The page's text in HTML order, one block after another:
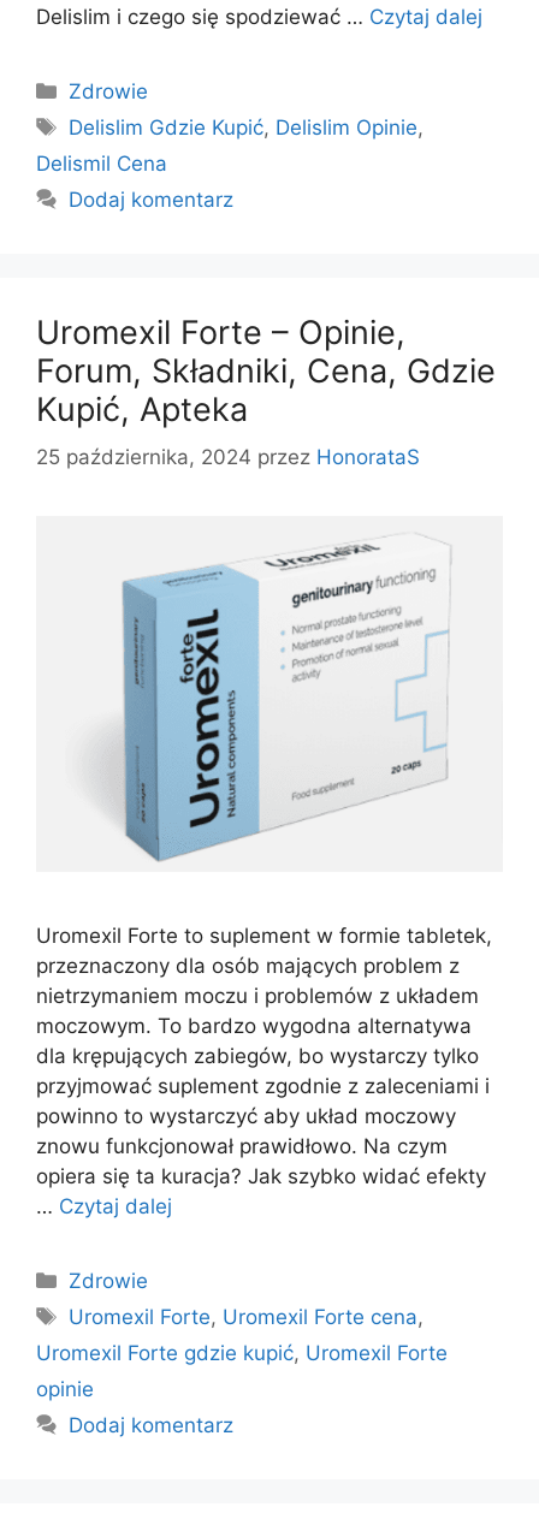
Delislim i czego się spodziewać … Czytaj dalej
Kategorie
Zdrowie
Tagi
Delislim Gdzie Kupić, Delislim Opinie,
Delismil Cena
Dodaj komentarz
Uromexil Forte – Opinie,
Forum, Składniki, Cena, Gdzie
Kupić, Apteka
25 października, 2024 przez HonorataS
Uromexil Forte to suplement w formie tabletek,
przeznaczony dla osób mających problem z
nietrzymaniem moczu i problemów z układem
moczowym. To bardzo wygodna alternatywa
dla krępujących zabiegów, bo wystarczy tylko
przyjmować suplement zgodnie z zaleceniami i
powinno to wystarczyć aby układ moczowy
znowu funkcjonował prawidłowo. Na czym
opiera się ta kuracja? Jak szybko widać efekty
… Czytaj dalej
Kategorie
Zdrowie
Tagi
Uromexil Forte, Uromexil Forte cena,
Uromexil Forte gdzie kupić, Uromexil Forte
opinie
Dodaj komentarz